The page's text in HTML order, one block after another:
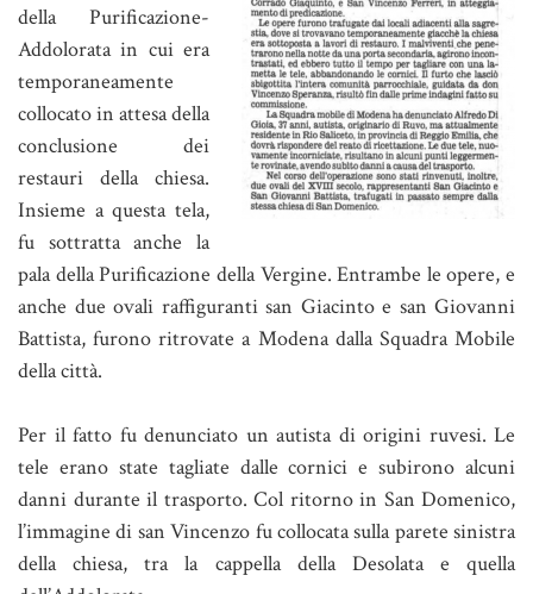
della Purificazione-
Addolorata in cui era
temporaneamente
collocato in attesa della
conclusione dei
restauri della chiesa.
Insieme a questa tela,
fu sottratta anche la
pala della Purificazione della Vergine. Entrambe le opere, e
anche due ovali raffiguranti san Giacinto e san Giovanni
Battista, furono ritrovate a Modena dalla Squadra Mobile
della città.
Per il fatto fu denunciato un autista di origini ruvesi. Le
tele erano state tagliate dalle cornici e subirono alcuni
danni durante il trasporto. Col ritorno in San Domenico,
l’immagine di san Vincenzo fu collocata sulla parete sinistra
della chiesa, tra la cappella della Desolata e quella